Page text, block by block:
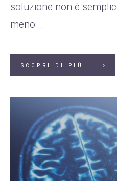
soluzione non è
meno …
SCOPRI DI PIÙ